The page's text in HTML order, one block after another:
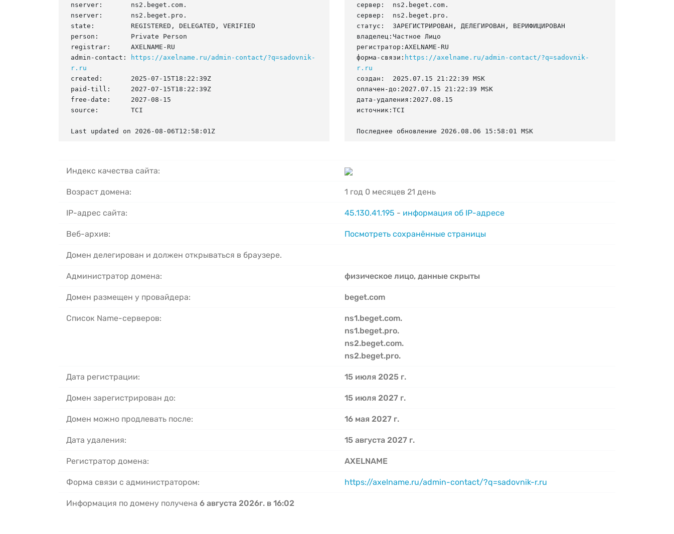
nserver:       ns2.beget.com.
nserver:       ns2.beget.pro.
state:         REGISTERED, DELEGATED, VERIFIED
person:        Private Person
registrar:     AXELNAME-RU
admin-contact:
https://axelname.ru/admin-contact/?q=sadovnik-
r.ru
created:       2025-07-15T18:22:39Z
paid-till:     2027-07-15T18:22:39Z
free-date:     2027-08-15
source:        TCI
Last updated on 2026-08-06T12:58:01Z
сервер:  ns2.beget.com.
сервер:  ns2.beget.pro.
статус:  ЗАРЕГИСТРИРОВАН, ДЕЛЕГИРОВАН, ВЕРИФИЦИРОВАН
владелец:Частное Лицо
регистратор:AXELNAME-RU
форма-связи: https://axelname.ru/admin-contact/?q=sadovnik-
r.ru
создан:  2025.07.15 21:22:39 MSK
оплачен-до:2027.07.15 21:22:39 MSK
дата-удаления:2027.08.15
источник:TCI
Последнее обновление 2026.08.06 15:58:01 MSK
Индекс качества сайта:
Возраст домена: 1 год 0 месяцев 21 день
IP-адрес сайта: 45.130.41.195 - информация об IP-адресе
Веб-архив: Посмотреть сохранённые страницы
Домен делегирован и должен открываться в браузере.
Администратор домена: физическое лицо, данные скрыты
Домен размещен у провайдера: beget.com
Список Name-серверов:
ns1.beget.com.
ns1.beget.pro.
ns2.beget.com.
ns2.beget.pro.
Дата регистрации: 15 июля 2025 г.
Домен зарегистрирован до: 15 июля 2027 г.
Домен можно продлевать после: 16 мая 2027 г.
Дата удаления: 15 августа 2027 г.
Регистратор домена: AXELNAME
Форма связи с администратором: https://axelname.ru/admin-contact/?q=sadovnik-r.ru
Информация по домену получена 6 августа 2026г. в 16:02